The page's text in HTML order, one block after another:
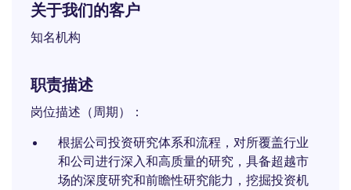
关于我们的客户
知名机构​
职责描述
岗位描述（周期）：
根据公司投资研究体系和流程，对所覆盖行业
和公司进行深入和高质量的研究，具备超越市
场的深度研究和前瞻性研究能力，挖掘投资机